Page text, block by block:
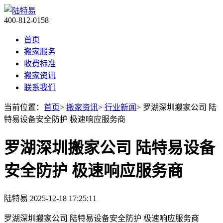
400-812-0158
首页
搬家服务
收费标准
搬家资讯
联系我们
当前位置： 首页> 搬家资讯> 行业新闻> 罗湖深圳搬家公司 陆
特易设备安全防护 极速响应服务商​
罗湖深圳搬家公司 陆特易设备
安全防护 极速响应服务商​
陆特易 2025-12-18 17:25:11
罗湖深圳搬家公司 陆特易设备安全防护 极速响应服务商​